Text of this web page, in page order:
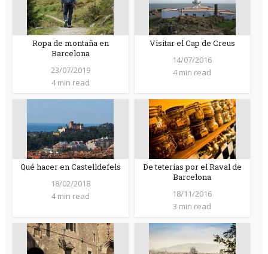
Ropa de montaña en
Barcelona
23/07/2019
4 min read
Visitar el Cap de Creus
14/07/2016
4 min read
Qué hacer en Castelldefels
18/02/2018
4 min read
De teterías por el Raval de
Barcelona
18/11/2016
3 min read